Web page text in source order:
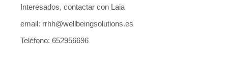
Interesados, contactar con Laia
email: rrhh@wellbeingsolutions.es
Teléfono: 652956696